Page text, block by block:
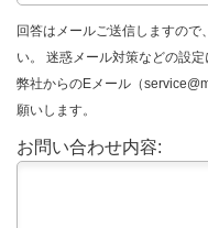
回答はメールご送信しますので
い。 迷惑メール対策などの設
弊社からのEメール（
願いします。
お問い合わせ内容: